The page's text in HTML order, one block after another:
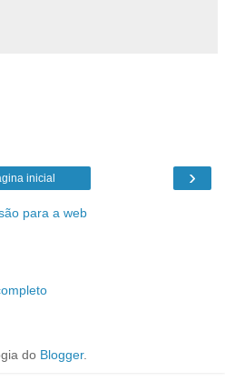
›
inicial
para a web
do Blogger.